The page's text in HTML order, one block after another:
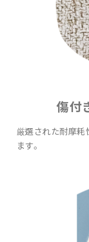
傷付
厳選された耐摩
ます｡